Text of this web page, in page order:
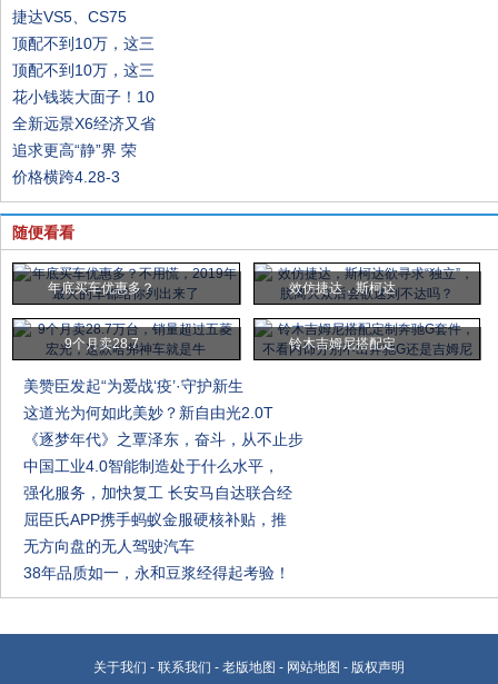
捷达VS5、CS75
顶配不到10万，这三
顶配不到10万，这三
花小钱装大面子！10
全新远景X6经济又省
追求更高“静”界 荣
价格横跨4.28-3
随便看看
年底买车优惠多？ 效仿捷达，斯柯达
9个月卖28.7 铃木吉姆尼搭配定
美赞臣发起“为爱战‘疫’·守护新生
这道光为何如此美妙？新自由光2.0T
《逐梦年代》之覃泽东，奋斗，从不止步
中国工业4.0智能制造处于什么水平，
强化服务，加快复工 长安马自达联合经
屈臣氏APP携手蚂蚁金服硬核补贴，推
无方向盘的无人驾驶汽车
38年品质如一，永和豆浆经得起考验！
关于我们 - 联系我们 - 老版地图 - 网站地图 - 版权声明